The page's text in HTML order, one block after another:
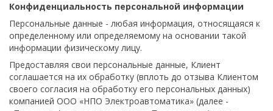
Конфиденциальность персональной информации
Персональные данные - любая информация, относящаяся к
определенному или определяемому на основании такой
информации физическому лицу.
Предоставляя свои персональные данные, Клиент
соглашается на их обработку (вплоть до отзыва Клиентом
своего согласия на обработку его персональных данных)
компанией ООО «НПО Электроавтоматика» (далее -